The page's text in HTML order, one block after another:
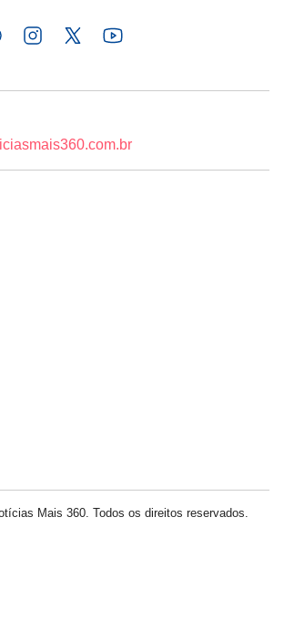
Mais 360. Todos os direitos reservados.